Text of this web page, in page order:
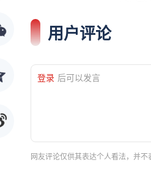
用户评论
登录 后可以发言
网友评论仅供其表达个人看法，并不